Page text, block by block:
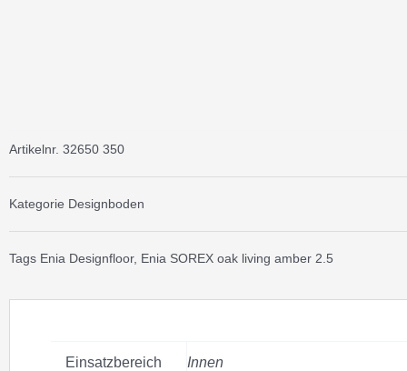
Artikelnr. 32650 350
Kategorie Designboden
Tags Enia Designfloor, Enia SOREX oak living amber 2.5
Einsatzbereich Innen